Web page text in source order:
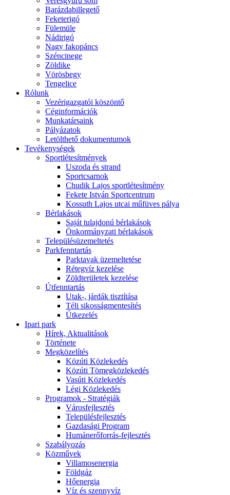
Barázdabillegető
Feketerigó
Fülemüle
Nádirigó
Nagy fakopáncs
Széncinege
Zöldike
Vörösbegy
Tengelice
Rólunk
Vezérigazgatói köszöntő
Céginformációk
Munkatársaink
Pályázatok
Letölthető dokumentumok
Tevékenységek
Sportlétesítmények
Uszoda és strand
Sportcsarnok
Chudik Lajos sportlétesítmény
Fekete István Sportcentrum
Kossuth Lajos utcai műfüves pálya
Bérlakások
Saját tulajdonú bérlakások
Önkormányzati bérlakások
Településüzemeltetés
Parkfenntartás
Parktavak üzemeltetése
Rétegvíz kezelése
Zöldterületek kezelése
Útfenntartás
Utak-, járdák tisztítása
Téli sikosságmentesítés
Útkezelés
Ipari park
Hírek, Aktualitások
Története
Megközelítés
Közúti Közlekedés
Közúti Tömegközlekedés
Vasúti Közlekedés
Légi Közlekedés
Programok - Stratégiák
Városfejlesztés
Településfejlesztés
Gazdasági Program
Humánerőforrás-fejlesztés
Szabályozás
Közművek
Villamosenergia
Földgáz
Hőenergia
Víz és szennyvíz